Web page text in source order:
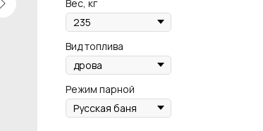
Вес, кг
Вид топлива
Режим парной